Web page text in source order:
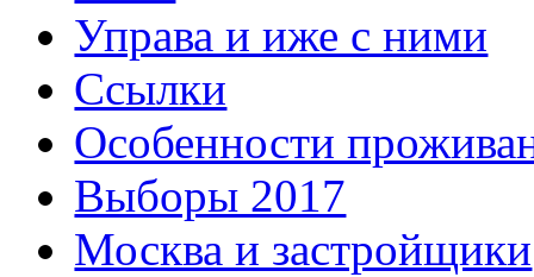
Управа и иже с ними
Ссылки
Особенности
Выборы 2017
Москва и застройщики